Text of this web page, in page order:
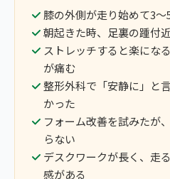
膝の外側が走り始めて3
朝起きた時、足裏の踵付
ストレッチすると楽にな
が痛む
整形外科で「安静に」と
かった
フォーム改善を試みたが
らない
デスクワークが長く、走
感がある